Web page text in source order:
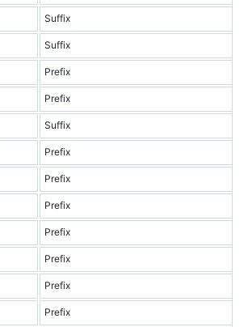
Suffix
Suffix
Prefix
Prefix
Suffix
Prefix
Prefix
Prefix
Prefix
Prefix
Prefix
Prefix